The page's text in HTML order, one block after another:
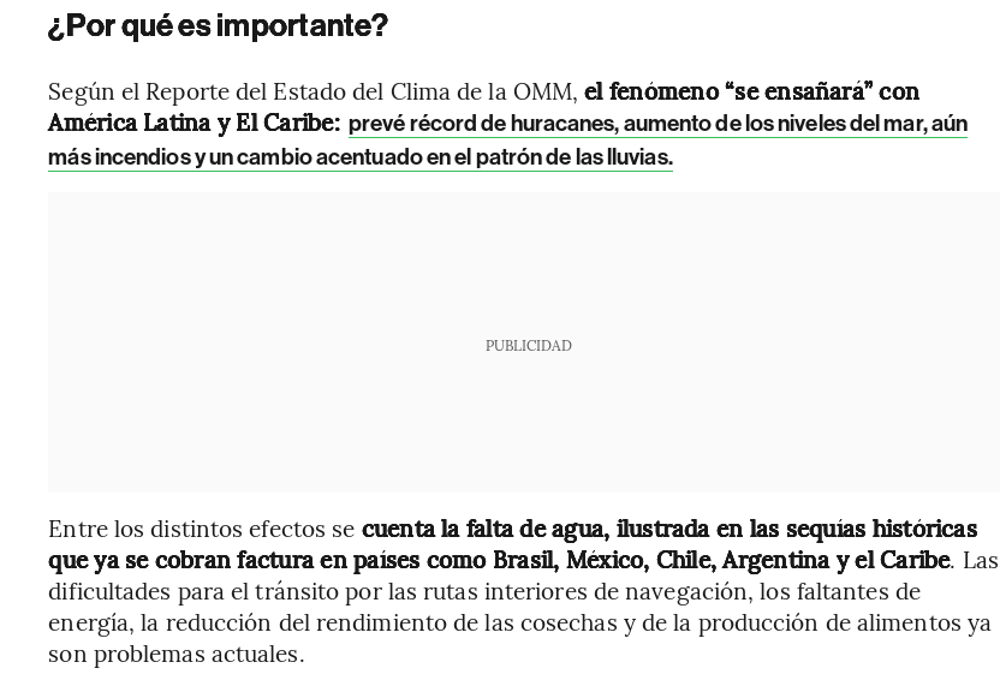
¿Por qué es importante?
Según el Reporte del Estado del Clima de la OMM,el fenómeno “se ensañará” con
América Latina y El Caribe: prevé récord de huracanes, aumento de los niveles del mar, aún
más incendios y un cambio acentuado en el patrón de las lluvias.
PUBLICIDAD
Entre los distintos efectos se cuenta la falta de agua, ilustrada en las sequías históricas
que ya se cobran factura en países como Brasil, México, Chile, Argentina y el Caribe. Las
dificultades para el tránsito por las rutas interiores de navegación, los faltantes de
energía, la reducción del rendimiento de las cosechas y de la producción de alimentos ya
son problemas actuales.